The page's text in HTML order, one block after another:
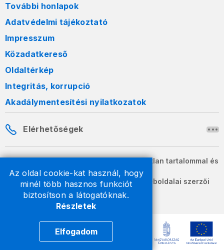
Az oldal cookie-kat használ, hogy
minél több hasznos funkciót
biztosítson a látogatóknak.
Részletek
Elfogadom
További honlapok
Adatvédelmi tájékoztató
Impresszum
Közadatkereső
Oldaltérkép
Integritás, korrupció
Akadálymentesítési nyilatkozatok
Elérhetőségek
A honlapon szereplő információk változatlan tartalommal és
formában szabadon terjeszthetők.
2026 © A Nemzeti Adó- és Vámhivatal weboldalai szerzői
jogvédelem alatt állnak.